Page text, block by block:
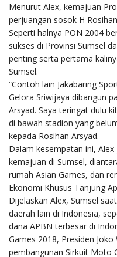
Menurut Alex, kemajuan
perjuangan sosok H
Seperti halnya PON 2004
sukses di Provinsi Sumsel
penting serta pertama
Sumsel.
“Contoh lain Jakabaring
Gelora Sriwijaya dibangun
Arsyad. Saya teringat dulu
di bawah stadion yang
kepada Rosihan Arsyad.
Dalam kesempatan ini,
kemajuan di Sumsel,
rumah Asian Games, dan
Ekonomi Khusus Tanjung
Dijelaskan Alex, Sumsel
daerah lain di Indonesia,
dana APBN terbesar di
Games 2018, Presiden
pembangunan Sirkuit Moto